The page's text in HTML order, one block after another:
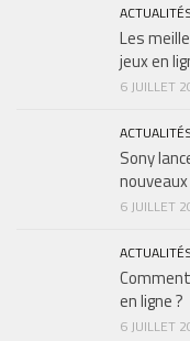
Les
jeux en
6 JUILLET
Sony
6 JUILLET
en ligne ?
6 JUILLET